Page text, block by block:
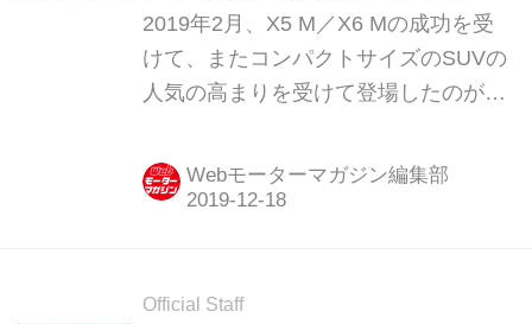
ンターボを搭載！
2019年2月、X5 M／X6 Mの成功を受
けて、またコンパクトサイズのSUVの
人気の高まりを受けて登場したのが、
M4用に開発が進められていたという新
世代の3L直6ツインターボ。新型X3／
ものではなく、本気でサーキット走行
Webモーターマガジン編集部
Official Staff